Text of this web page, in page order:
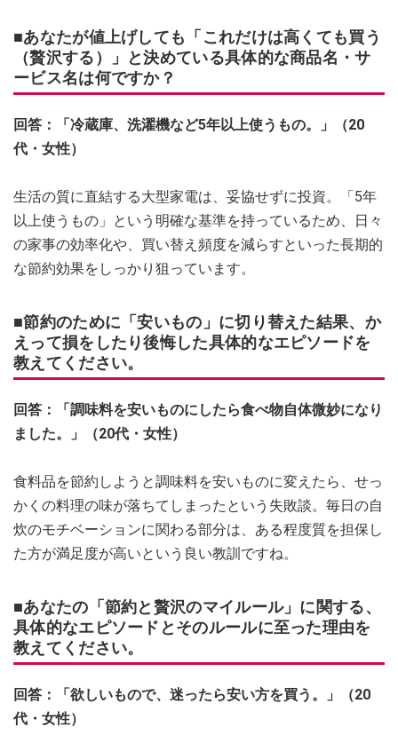
■あなたが値上げしても「これだけは高くても買う
（贅沢する）」と決めている具体的な商品名・サ
ービス名は何ですか？
回答：「冷蔵庫、洗濯機など5年以上使うもの。」（20
代・女性）
生活の質に直結する大型家電は、妥協せずに投資。「5年
以上使うもの」という明確な基準を持っているため、日々
の家事の効率化や、買い替え頻度を減らすといった長期的
な節約効果をしっかり狙っています。
■節約のために「安いもの」に切り替えた結果、か
えって損をしたり後悔した具体的なエピソードを
教えてください。
回答：「調味料を安いものにしたら食べ物自体微妙になり
ました。」（20代・女性）
食料品を節約しようと調味料を安いものに変えたら、せっ
かくの料理の味が落ちてしまったという失敗談。毎日の自
炊のモチベーションに関わる部分は、ある程度質を担保し
た方が満足度が高いという良い教訓ですね。
■あなたの「節約と贅沢のマイルール」に関する、
具体的なエピソードとそのルールに至った理由を
教えてください。
回答：「欲しいもので、迷ったら安い方を買う。」（20
代・女性）